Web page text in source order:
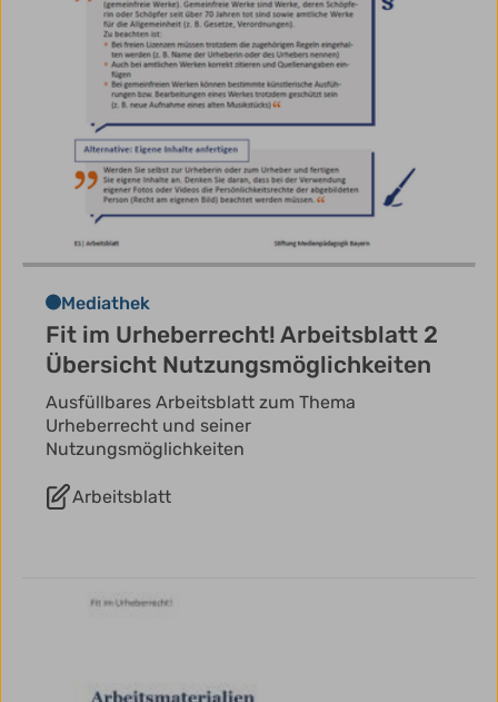
Mediathek
Fit im Urheberrecht! Arbeitsblatt 2
Übersicht Nutzungsmöglichkeiten
Ausfüllbares Arbeitsblatt zum Thema
Urheberrecht und seiner
Nutzungsmöglichkeiten
Arbeitsblatt